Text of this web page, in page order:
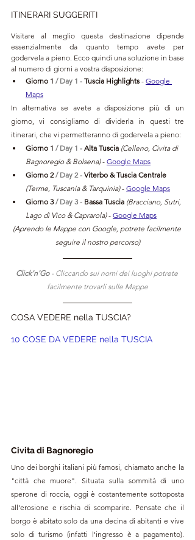
ITINERARI SUGGERITI
Visitare al meglio questa destinazione dipende
essenzialmente da quanto tempo avete per
godervela a pieno. Ecco quindi una soluzione in base
al numero di giorni a vostra disposizione:
Giorno 1 / Day 1 - Tuscia Highlights - Google
Maps
In alternativa se avete a disposizione più di un
giorno, vi consigliamo di dividerla in questi tre
itinerari, che vi permetteranno di godervela a pieno:
Giorno 1 / Day 1 - Alta Tuscia (Celleno, Civita di
Bagnoregio & Bolsena) - Google Maps
Giorno 2 / Day 2 - Viterbo & Tuscia Centrale
(Terme, Tuscania & Tarquinia) - Google Maps
Giorno 3 / Day 3 - Bassa Tuscia (Bracciano, Sutri,
Lago di Vico & Caprarola) - Google Maps
(Aprendo le Mappe con Google, potrete facilmente
seguire il nostro percorso)
Click'n'Go - Cliccando sui nomi dei luoghi potrete
facilmente trovarli sulle Mappe
COSA VEDERE nella TUSCIA?
10 COSE DA VEDERE nella TUSCIA
Civita di Bagnoregio
Uno dei borghi italiani più famosi, chiamato anche la
"città che muore​". Situata sulla sommità di uno
sperone di roccia, oggi è costantemente sottoposta
all'erosione e rischia di scomparire. Pensate che il
borgo è abitato solo da una decina di abitanti e vive
solo di turismo (infatti l'ingresso è a pagamento).